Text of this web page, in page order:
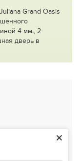
Grand Oasis
4 мм., 2
дверь в